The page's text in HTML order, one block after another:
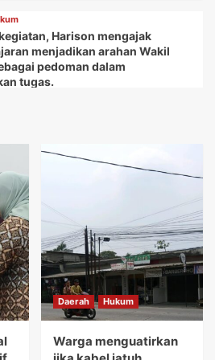
Harison mengajak
menjadikan arahan Wakil
pedoman dalam
tugas.
Adat Keariaan Tangerang Rd.
dan bantuan Bupati Tangerang
jajarannya.
Anna menuturkan acara Gebyar
UMKM memberikan wadah
dan pelaku usaha mikro.
tradisional memiliki nilai
Daerah Hukum
Warga menguatirkan